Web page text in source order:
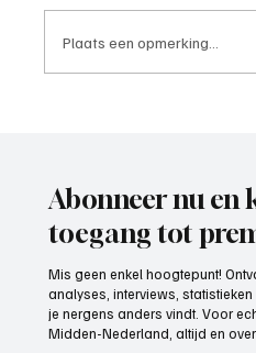
Plaats een opmerking...
Abonneer nu en
toegang tot
Mis geen enkel hoogtepunt!
analyses, interviews,
je nergens anders vindt. Voor
Midden-Nederland, altijd en